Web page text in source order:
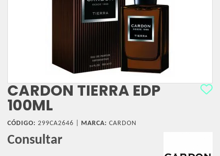
CARDON TIERRA EDP
100ML
CÓDIGO: 299CA2646 | MARCA: CARDON
Consultar